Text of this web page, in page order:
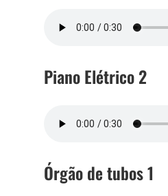
Piano Elétrico 2
Órgão de tubos 1